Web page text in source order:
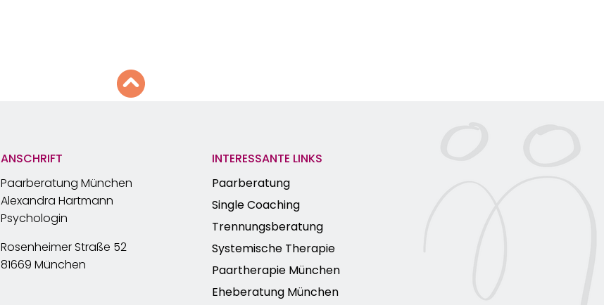
ANSCHRIFT
Paarberatung München
Alexandra Hartmann
Psychologin
Rosenheimer Straße 52
81669 München
INTERESSANTE LINKS
Paarberatung
Single Coaching
Trennungsberatung
Systemische Therapie
Paartherapie München
Eheberatung München